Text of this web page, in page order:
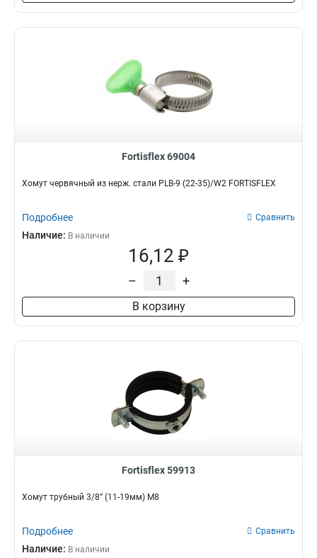
Fortisflex 69004
Хомут червячный из нерж. стали PLB-9 (22-35)/W2 FORTISFLEX
Подробнее Сравнить
Наличие: В наличии
16,12 ₽
– +
В корзину
Fortisflex 59913
Хомут трубный 3/8” (11-19мм) М8
Подробнее Сравнить
Наличие: В наличии